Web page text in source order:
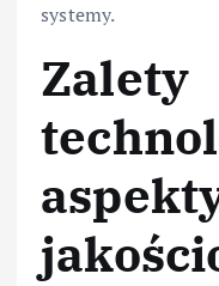
systemy.
Zalety